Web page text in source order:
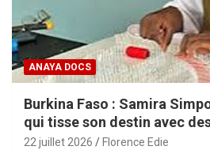
ANAYA DOCS
Burkina Faso : Samira
qui tisse son destin avec
22 juillet 2026 Florence Edie